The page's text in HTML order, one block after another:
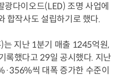
광다이오드(LED) 조명 사업에
합작사도 설립하기로 했다.
지난 1분기 매출 1245억원,
록했다고 29일 공시했다. 지난
씩 대폭 증가한 수준이